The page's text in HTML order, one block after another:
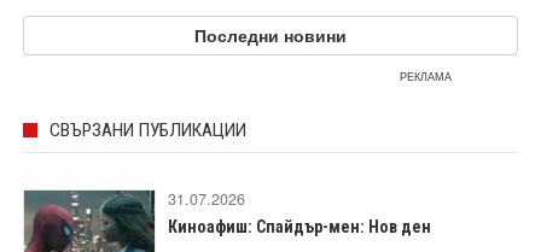
Последни новини
РЕКЛАМА
СВЪРЗАНИ ПУБЛИКАЦИИ
31.07.2026
Киноафиш: Спайдър-мен: Нов ден